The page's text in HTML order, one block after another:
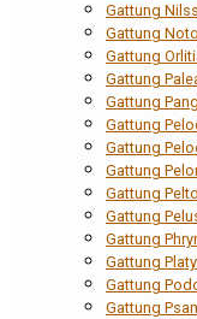
Gattung
Gattung
Gattung
Gattung
Gattung
Gattung
Gattung
Gattung
Gattung
Gattung
Gattung
Gattung
Gattung
Gattung